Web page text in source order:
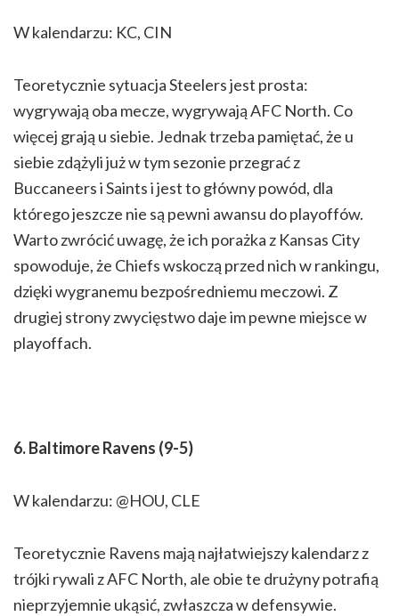
W kalendarzu: KC, CIN
Teoretycznie sytuacja Steelers jest prosta:
wygrywają oba mecze, wygrywają AFC North. Co
więcej grają u siebie. Jednak trzeba pamiętać, że u
siebie zdążyli już w tym sezonie przegrać z
Buccaneers i Saints i jest to główny powód, dla
którego jeszcze nie są pewni awansu do playoffów.
Warto zwrócić uwagę, że ich porażka z Kansas City
spowoduje, że Chiefs wskoczą przed nich w rankingu,
dzięki wygranemu bezpośredniemu meczowi. Z
drugiej strony zwycięstwo daje im pewne miejsce w
playoffach.
6. Baltimore Ravens (9-5)
W kalendarzu: @HOU, CLE
Teoretycznie Ravens mają najłatwiejszy kalendarz z
trójki rywali z AFC North, ale obie te drużyny potrafią
nieprzyjemnie ukąsić, zwłaszcza w defensywie.